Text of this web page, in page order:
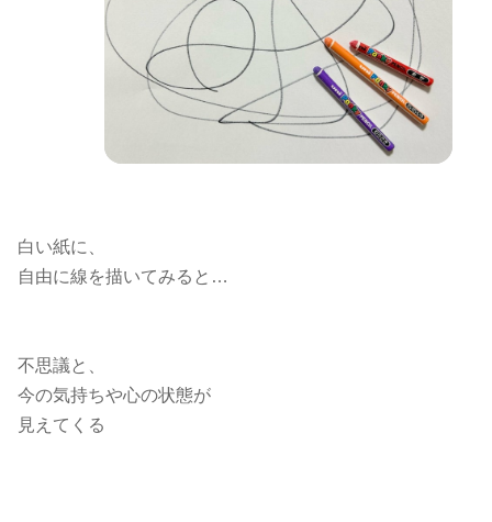
白い紙に、
自由に線を描いてみると…
不思議と、
今の気持ちや心の状態が
見えてくる